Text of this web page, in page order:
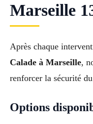
Marseille
Après chaque
Calade à Marseille,
renforcer la sécurité
Options